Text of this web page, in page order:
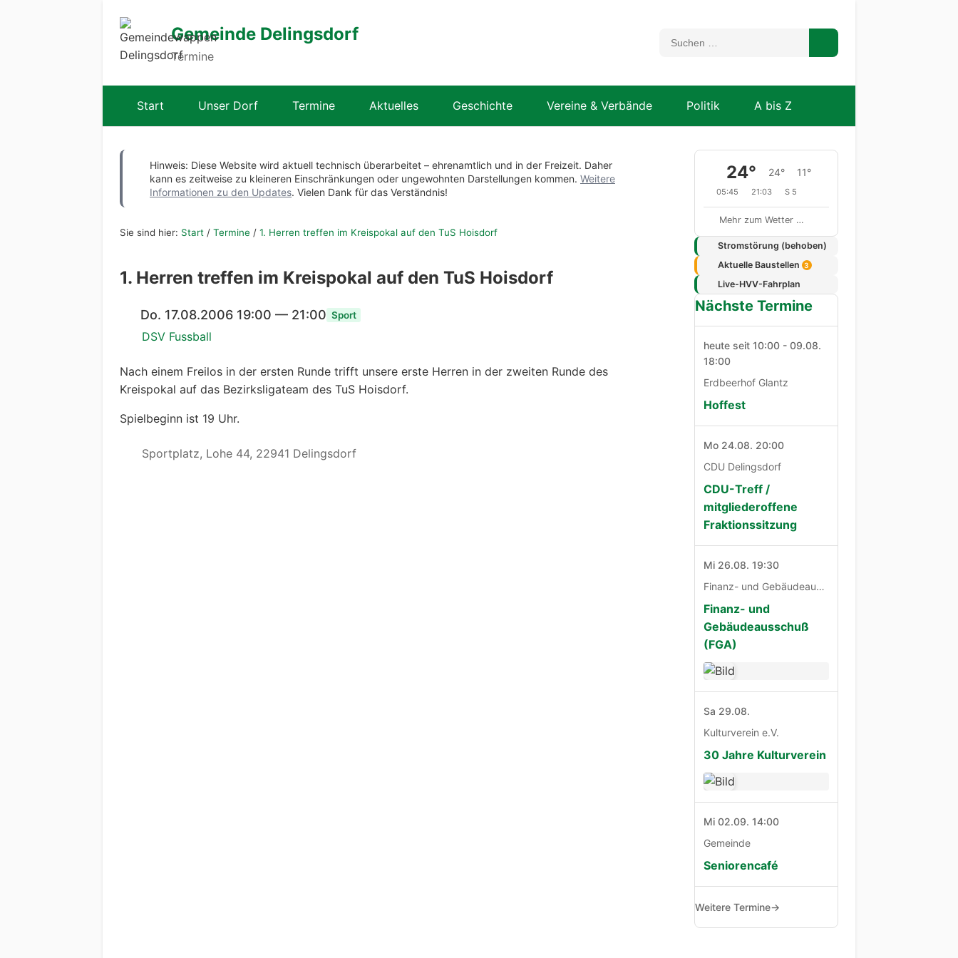
Gemeinde Delingsdorf
Termine
Start Unser Dorf Termine Aktuelles Geschichte Vereine & Verbände Politik A bis Z
Hinweis: Diese Website wird aktuell technisch überarbeitet – ehrenamtlich und in der Freizeit. Daher
kann es zeitweise zu kleineren Einschränkungen oder ungewohnten Darstellungen kommen. Weitere
Informationen zu den Updates. Vielen Dank für das Verständnis!
Sie sind hier: Start / Termine / 1. Herren treffen im Kreispokal auf den TuS Hoisdorf
1. Herren treffen im Kreispokal auf den TuS Hoisdorf
Do. 17.08.2006 19:00 — 21:00 Sport
DSV Fussball
Nach einem Freilos in der ersten Runde trifft unsere erste Herren in der zweiten Runde des
Kreispokal auf das Bezirksligateam des TuS Hoisdorf.
Spielbeginn ist 19 Uhr.
Sportplatz, Lohe 44, 22941 Delingsdorf
24° 24° 11°
05:45 21:03 S 5
Mehr zum Wetter …
Stromstörung (behoben)
Aktuelle Baustellen
3
Live-HVV-Fahrplan
Nächste Termine
heute seit 10:00 - 09.08.
18:00
Erdbeerhof Glantz
Hoffest
Mo 24.08. 20:00
CDU Delingsdorf
CDU-Treff /
mitgliederoffene
Fraktionssitzung
Mi 26.08. 19:30
Finanz- und Gebäudeausschuß
Finanz- und
Gebäudeausschuß
(FGA)
Sa 29.08.
Kulturverein e.V.
30 Jahre Kulturverein
Mi 02.09. 14:00
Gemeinde
Seniorencafé
Weitere Termine→